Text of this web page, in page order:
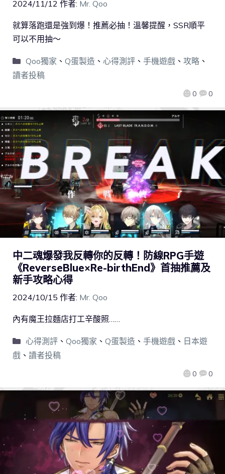
2024/11/12 作者: Mr. Qoo
0 0
就算落跑還是強到爆！推薦必抽！溫馨提醒，SSR順平
可以不用抽～
Qoo獨家 、 Q蛋製造 、 心得測評、 手機遊戲、 攻略、
讀者投稿
中二魂爆發我反轉你的反轉！防線RPG手遊
《ReverseBlue×Re-birthEnd》首抽推薦及
新手攻略心得
2024/10/15 作者: Mr. Qoo
0 0
內有魔王拉麵店打工辛酸照……
心得測評、 Qoo獨家 、 Q蛋製造 、 手機遊戲、 日本遊
戲 、 讀者投稿